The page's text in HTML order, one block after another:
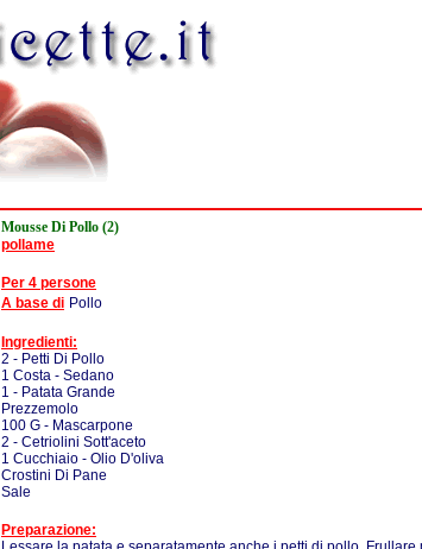
Mousse Di Pollo (2)
pollame
Per 4 persone
A base di Pollo
Ingredienti:
2 - Petti Di Pollo
1 Costa - Sedano
1 - Patata Grande
Prezzemolo
100 G - Mascarpone
2 - Cetriolini Sott'aceto
1 Cucchiaio - Olio D'oliva
Crostini Di Pane
Sale
Preparazione: